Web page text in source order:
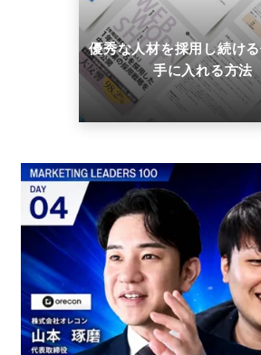
優秀な人材を採用し続け
手に入れる方法